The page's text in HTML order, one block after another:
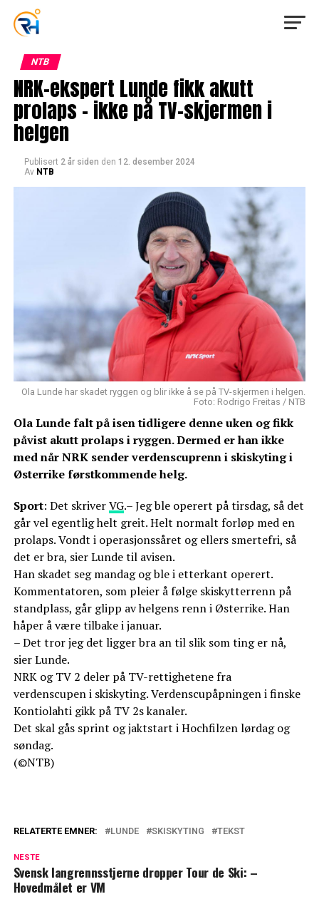
NTB
NRK-ekspert Lunde fikk akutt
prolaps – ikke på TV-skjermen i
helgen
Publisert 2 år siden den 12. desember 2024
Av NTB
Ola Lunde har skadet ryggen og blir ikke å se på TV-skjermen i helgen.
Foto: Rodrigo Freitas / NTB
Ola Lunde falt på isen tidligere denne uken og fikk
påvist akutt prolaps i ryggen. Dermed er han ikke
med når NRK sender verdenscuprenn i skiskyting i
Østerrike førstkommende helg.
Sport: Det skriverVG.– Jeg ble operert på tirsdag, så det
går vel egentlig helt greit. Helt normalt forløp med en
prolaps. Vondt i operasjonssåret og ellers smertefri, så
det er bra, sier Lunde til avisen.
Han skadet seg mandag og ble i etterkant operert.
Kommentatoren, som pleier å følge skiskytterrenn på
standplass, går glipp av helgens renn i Østerrike. Han
håper å være tilbake i januar.
– Det tror jeg det ligger bra an til slik som ting er nå,
sier Lunde.
NRK og TV 2 deler på TV-rettighetene fra
verdenscupen i skiskyting. Verdenscupåpningen i finske
Kontiolahti gikk på TV 2s kanaler.
Det skal gås sprint og jaktstart i Hochfilzen lørdag og
søndag.
(©NTB)
RELATERTE EMNER: LUNDE SKISKYTING TEKST
NESTE
Svensk langrennsstjerne dropper Tour de Ski: –
Hovedmålet er VM